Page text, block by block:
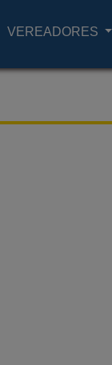
VEREADORES